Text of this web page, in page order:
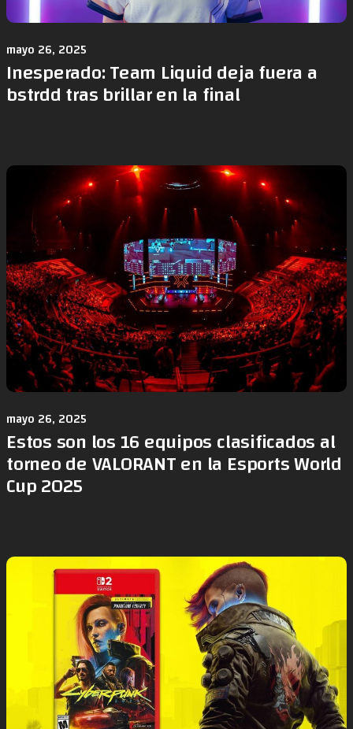
mayo 26, 2025
Inesperado: Team Liquid deja fuera a
bstrdd tras brillar en la final
mayo 26, 2025
Estos son los 16 equipos clasificados al
torneo de VALORANT en la Esports World
Cup 2025